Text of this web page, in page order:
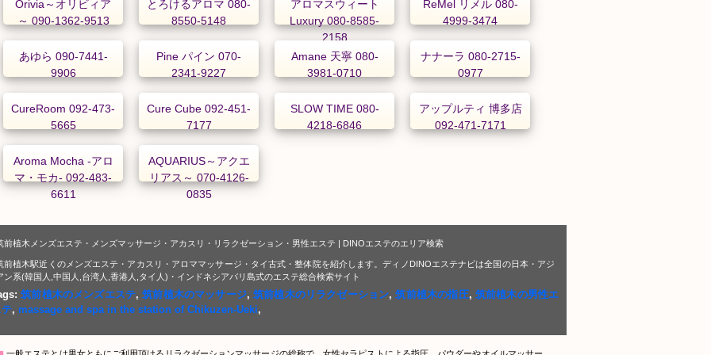
Orivia～オリビィア
～ 090-1362-9513
とろけるアロマ 080-
8550-5148
アロマスウィート
Luxury 080-8585-
2158
ReMel リメル 080-
4999-3474
あゆら 090-7441-
9906
Pine パイン 070-
2341-9227
Amane 天寧 080-
3981-0710
ナナーラ 080-2715-
0977
CureRoom 092-473-
5665
Cure Cube 092-451-
7177
SLOW TIME 080-
4218-6846
アップルティ 博多店
092-471-7171
Aroma Mocha -アロ
マ・モカ- 092-483-
6611
AQUARIUS～アクエ
リアス～ 070-4126-
0835
前植木メンズエステ・メンズマッサージ・アカスリ・リラクゼーション・男性エステ | DINOエステのエリア検索
前植木駅近くのメンズエステ・アカスリ・アロママッサージ・タイ古式・整体院を紹介します。ディノDINOエステナビは全国の日本・アジ
ン系(韓国人,中国人,台湾人,香港人,タイ人)・インドネシアバリ島式のエステ総合検索サイト
筑前植木のメンズエステ,筑前植木のマッサージ,筑前植木のリラクゼーション,筑前植木の指圧, 筑前植木の男性エ
, massage and spa in the station of Chikuzen-Ueki,